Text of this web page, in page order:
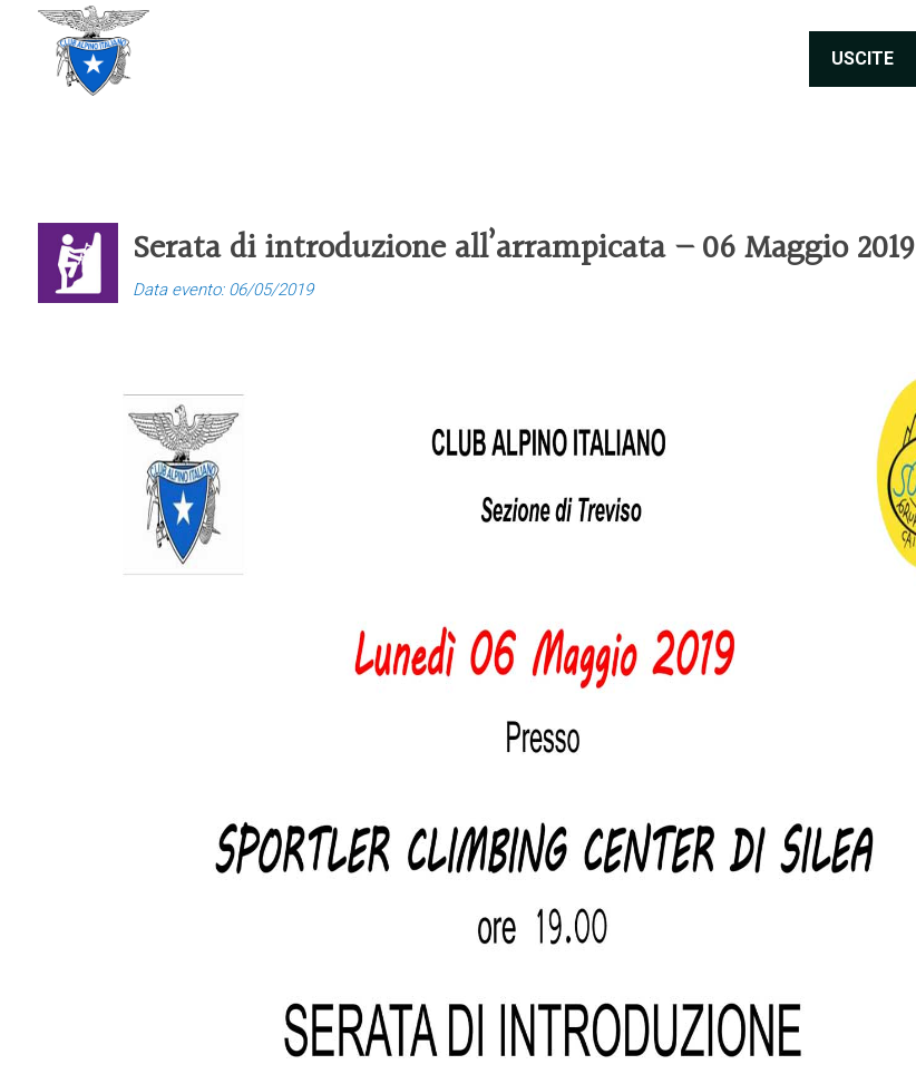
USCITE
Serata di introduzione all’arrampicata – 06 Maggio 2019
Data evento: 06/05/2019